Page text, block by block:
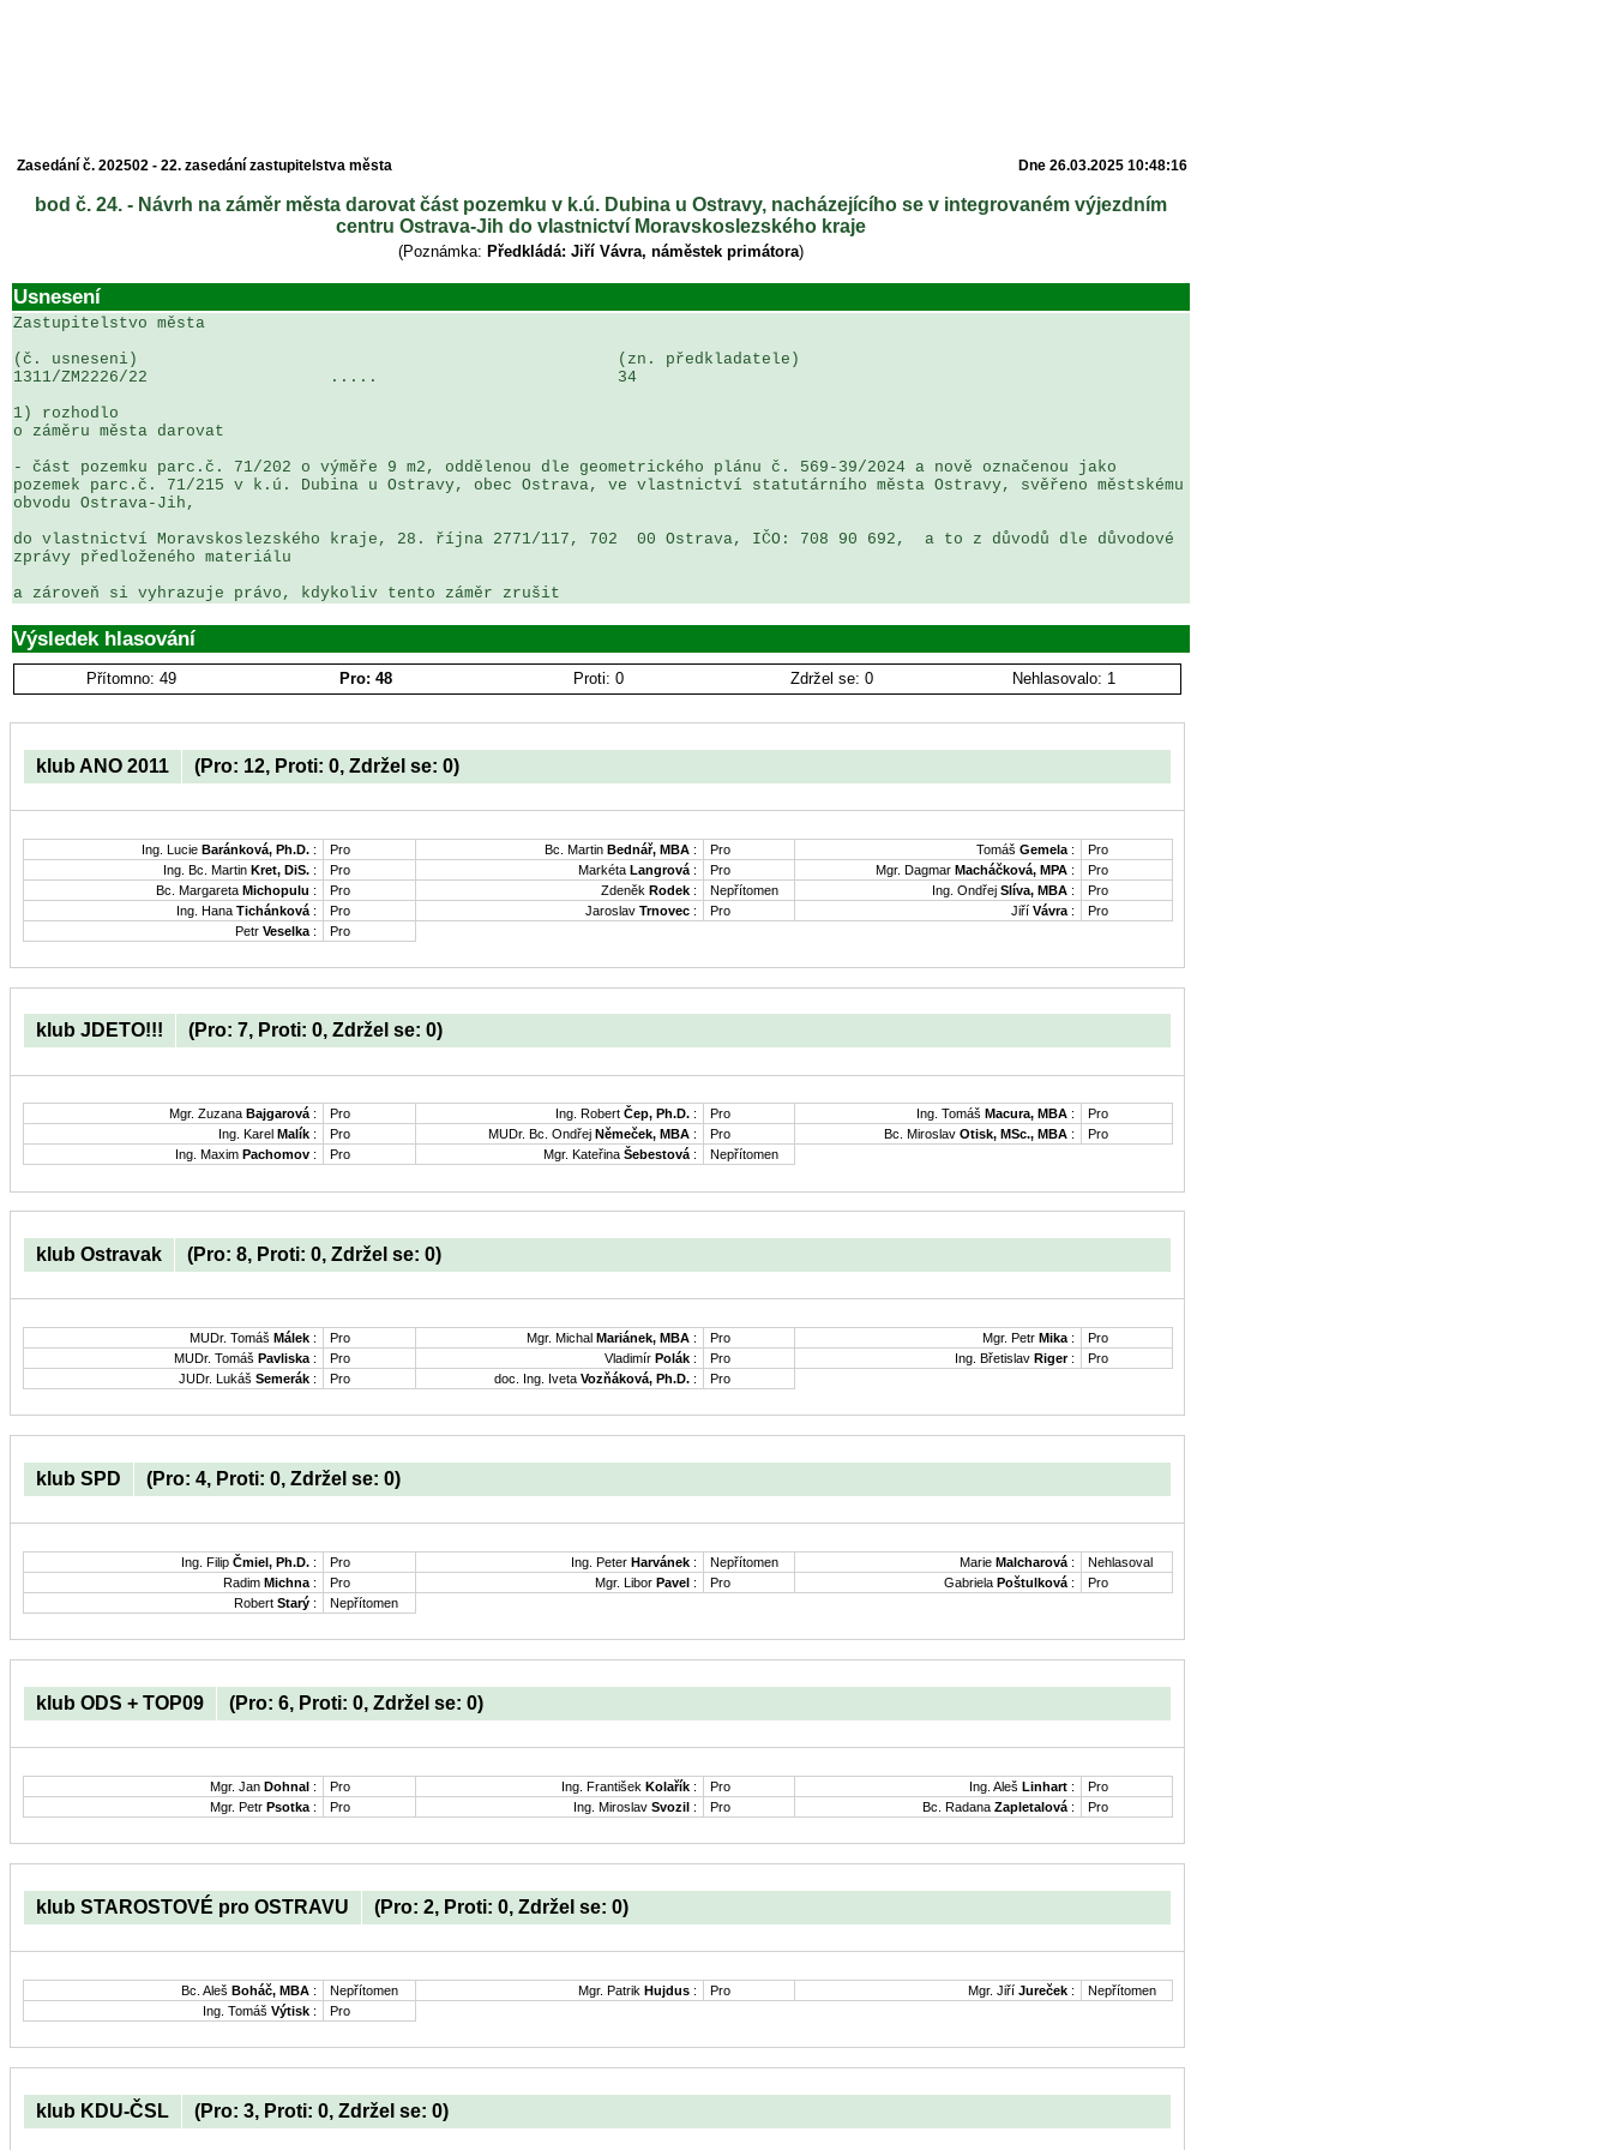
Zasedání č. 202502 - 22. zasedání zastupitelstva města Dne 26.03.2025 10:48:16
bod č. 24. - Návrh na záměr města darovat část pozemku v k.ú. Dubina u Ostravy, nacházejícího se v integrovaném výjezdním
centru Ostrava-Jih do vlastnictví Moravskoslezského kraje
(Poznámka: Předkládá: Jiří Vávra, náměstek primátora)
Usnesení
Zastupitelstvo města
(č. usneseni)                                                  (zn. předkladatele)
1311/ZM2226/22                   .....                         34
1) rozhodlo
o záměru města darovat
- část pozemku parc.č. 71/202 o výměře 9 m2, oddělenou dle geometrického plánu č. 569-39/2024 a nově označenou jako
pozemek parc.č. 71/215 v k.ú. Dubina u Ostravy, obec Ostrava, ve vlastnictví statutárního města Ostravy, svěřeno městskému
obvodu Ostrava-Jih,
do vlastnictví Moravskoslezského kraje, 28. října 2771/117, 702  00 Ostrava, IČO: 708 90 692,  a to z důvodů dle důvodové
zprávy předloženého materiálu
a zároveň si vyhrazuje právo, kdykoliv tento záměr zrušit
Výsledek hlasování
Přítomno: 49 Pro: 48 Proti: 0 Zdržel se: 0 Nehlasovalo: 1
klub ANO 2011 (Pro: 12, Proti: 0, Zdržel se: 0)
Ing. Lucie Baránková, Ph.D. : Pro Bc. Martin Bednář, MBA : Pro Tomáš Gemela :
Pro
Ing. Bc. Martin Kret, DiS. : Pro Markéta Langrová : Pro Mgr. Dagmar Macháčková, MPA :
Pro
Bc. Margareta Michopulu : Pro Zdeněk Rodek : Nepřítomen Ing. Ondřej Slíva, MBA :
Pro
Ing. Hana Tichánková : Pro Jaroslav Trnovec : Pro Jiří Vávra :
Pro
Petr Veselka : Pro
klub JDETO!!! (Pro: 7, Proti: 0, Zdržel se: 0)
Mgr. Zuzana Bajgarová: Pro Ing. Robert Čep, Ph.D. : Pro Ing. Tomáš Macura, MBA :
Pro
Ing. Karel Malík : Pro MUDr. Bc. Ondřej Němeček, MBA : Pro Bc. Miroslav Otisk, MSc., MBA :
Pro
Ing. Maxim Pachomov : Pro Mgr. Kateřina Šebestová: Nepřítomen
klub Ostravak (Pro: 8, Proti: 0, Zdržel se: 0)
MUDr. Tomáš Málek : Pro Mgr. Michal Mariánek, MBA : Pro Mgr. Petr Mika :
Pro
MUDr. Tomáš Pavliska : Pro Vladimír Polák : Pro Ing. Břetislav Riger:
Pro
JUDr. Lukáš Semerák : Pro doc. Ing. Iveta Vozňáková, Ph.D. : Pro
klub SPD (Pro: 4, Proti: 0, Zdržel se: 0)
Ing. Filip Čmiel, Ph.D. : Pro Ing. Peter Harvánek : Nepřítomen Marie Malcharová :
Nehlasoval
Radim Michna : Pro Mgr. Libor Pavel : Pro Gabriela Poštulková :
Pro
Robert Starý : Nepřítomen
klub ODS + TOP09 (Pro: 6, Proti: 0, Zdržel se: 0)
Mgr. Jan Dohnal : Pro Ing. František Kolařík : Pro Ing. Aleš Linhart :
Pro
Mgr. Petr Psotka : Pro Ing. Miroslav Svozil : Pro Bc. Radana Zapletalová : Pro
klub STAROSTOVÉ pro OSTRAVU (Pro: 2, Proti: 0, Zdržel se: 0)
Bc. Aleš Boháč, MBA : Nepřítomen Mgr. Patrik Hujdus : Pro Mgr. Jiří Jureček :
Nepřítomen
Ing. Tomáš Výtisk : Pro
klub KDU-ČSL (Pro: 3, Proti: 0, Zdržel se: 0)